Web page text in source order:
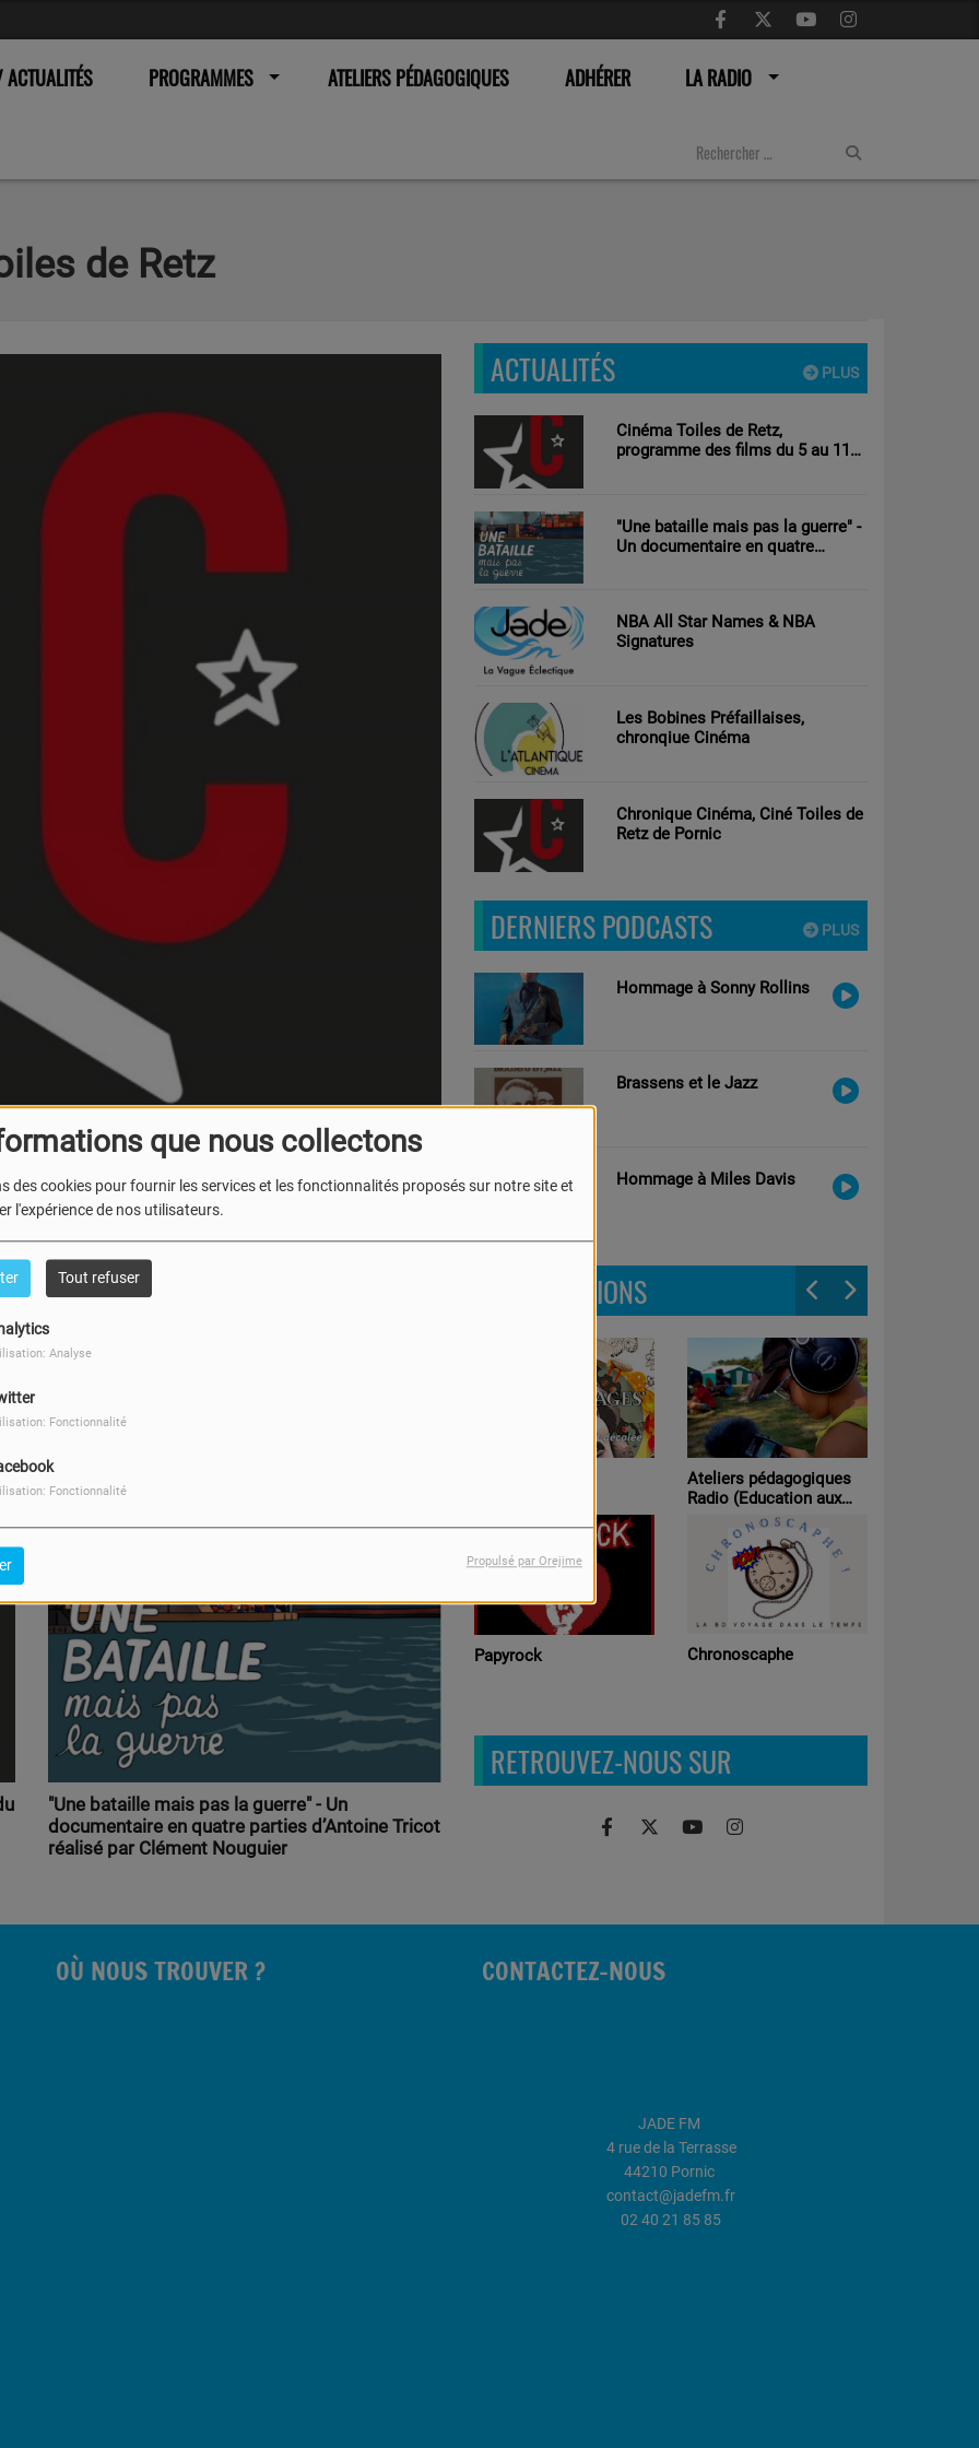
que nous collectons
des cookies pour fournir les services et les fonctionnalités proposés sur notre site et
l'expérience de nos utilisateurs.
Tout refuser
Analyse
Fonctionnalité
Fonctionnalité
Propulsé par Orejime
PROGRAMMES ATELIERS PÉDAGOGIQUES ADHÉRER LA RADIO
de Retz
Par Mélanie du 4 au 10 mars
"Une bataille mais pas la guerre" - Un
documentaire en quatre parties d’Antoine Tricot
réalisé par Clément Nouguier
PLUS
ACTUALITÉS
Cinéma Toiles de Retz,
programme des films du 5 au 11
"Une bataille mais pas la guerre" -
Un documentaire en quatre
NBA All Star Names & NBA
Signatures
Les Bobines Préfaillaises,
chronqiue Cinéma
Chronique Cinéma, Ciné Toiles de
Retz de Pornic
PLUS
DERNIERS PODCASTS
Hommage à Sonny Rollins
Brassens et le Jazz
Hommage à Miles Davis
LES ÉMISSIONS
Femme dans tous ses
états
Papyrock
Ateliers pédagogiques
Radio (Education aux
Chronoscaphe
RETROUVEZ-NOUS SUR
OÙ NOUS TROUVER ? CONTACTEZ-NOUS
JADE FM
4 rue de la Terrasse
44210 Pornic
contact@jadefm.fr
02 40 21 85 85